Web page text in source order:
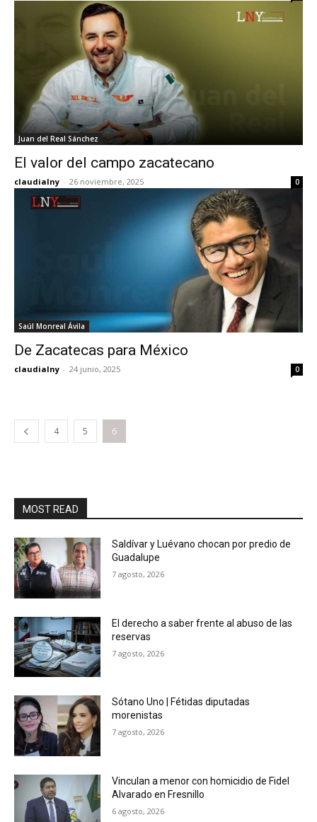
Juan del Real Sánchez
El valor del campo zacatecano
claudialny - 26 noviembre, 2025 0
Saúl Monreal Ávila
De Zacatecas para México
claudialny - 24 junio, 2025 0
4 5 6
MOST READ
Saldívar y Luévano chocan por predio de
Guadalupe
7 agosto, 2026
El derecho a saber frente al abuso de las
reservas
7 agosto, 2026
Sótano Uno | Fétidas diputadas
morenistas
7 agosto, 2026
Vinculan a menor con homicidio de Fidel
Alvarado en Fresnillo
6 agosto, 2026